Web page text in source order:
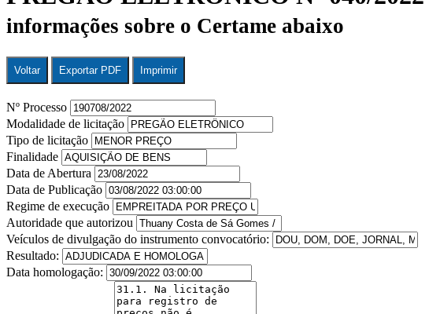
informações sobre o Certame abaixo
Voltar Exportar PDF Imprimir
Nº Processo
Modalidade de licitação
Tipo de licitação
Finalidade
Data de Abertura
Data de Publicação
Regime de execução
Autoridade que autorizou
Veículos de divulgação do instrumento convocatório:
Resultado:
Data homologação: